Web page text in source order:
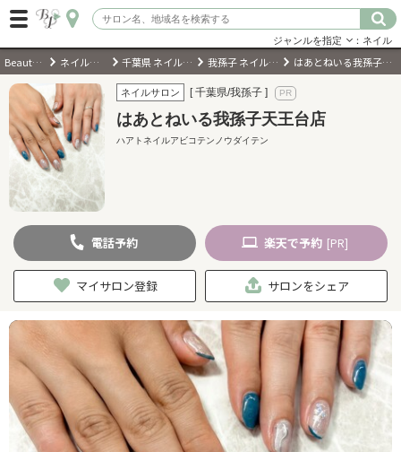
ログイン
会員登録（無料）
キーワード検索
ジャンルを選択
近くのサロンを探す
現在地から探す
ジャンルを指定 ：ネイル
BeautyPark ネイルサロン 千葉県 ネイルサロン 我孫子 ネイルサロン はあとねいる我孫子天王台店
ネイルサロン [ 千葉県/我孫子 ]
はあとねいる我孫子天王台店
ハアトネイルアビコテンノウダイテン
電話予約 楽天で予約 [PR]
マイサロン登録 サロンをシェア